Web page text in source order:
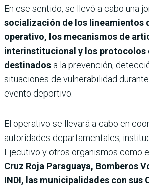
En ese sentido, se llevó a cabo una
socialización de los lineamientos
operativo, los mecanismos de
interinstitucional y los protocolos
destinados a la prevención,
situaciones de vulnerabilidad
evento deportivo.
El operativo se llevará a cabo en
autoridades departamentales,
Ejecutivo y otros organismos como
Cruz Roja Paraguaya, Bomberos
INDI, las municipalidades con sus